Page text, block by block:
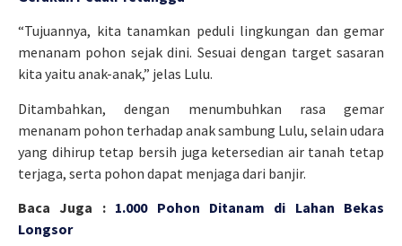
“Tujuannya, kita tanamkan peduli lingkungan dan gemar
menanam pohon sejak dini. Sesuai dengan target sasaran
kita yaitu anak-anak,” jelas Lulu.
Ditambahkan, dengan menumbuhkan rasa gemar
menanam pohon terhadap anak sambung Lulu, selain udara
yang dihirup tetap bersih juga ketersedian air tanah tetap
terjaga, serta pohon dapat menjaga dari banjir.
Baca Juga : 1.000 Pohon Ditanam di Lahan Bekas
Longsor